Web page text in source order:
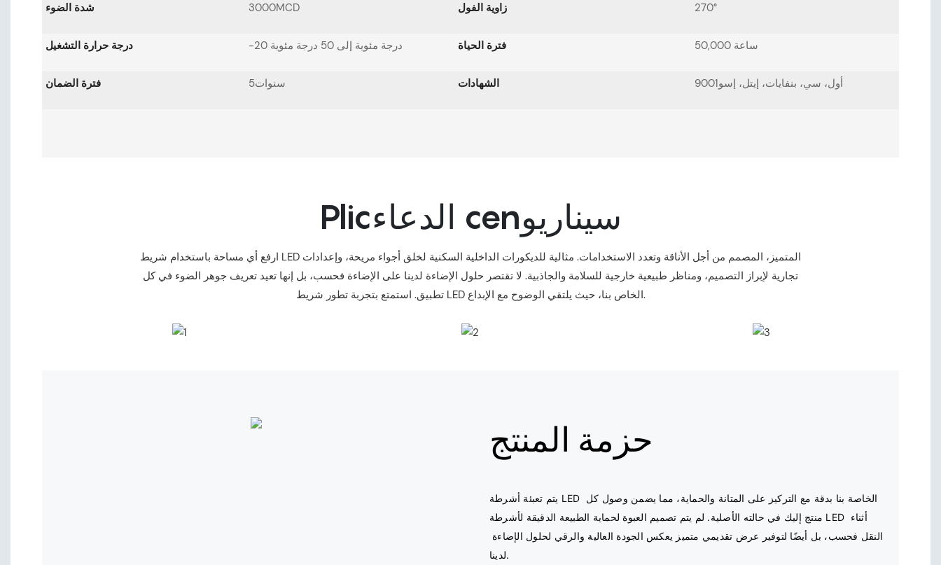
شدة الضوء 3000MCD زاوية الفول 270°
درجة حرارة التشغيل -20 درجة مئوية إلى 50 درجة مئوية فترة الحياة 50,000 ساعة
فترة الضمان سنوات5 الشهادات أول، سي، بنفايات، إيتل، إسو9001
Plicالدعاء cenسيناريو
ارفع أي مساحة باستخدام شريط LED المتميز، المصمم من أجل الأناقة وتعدد الاستخدامات. مثالية للديكورات الداخلية السكنية لخلق أجواء مريحة، وإعدادات
تجارية لإبراز التصميم، ومناظر طبيعية خارجية للسلامة والجاذبية. لا تقتصر حلول الإضاءة لدينا على الإضاءة فحسب، بل إنها تعيد تعريف جوهر الضوء في كل
تطبيق. استمتع بتجربة تطور شريط LED الخاص بنا، حيث يلتقي الوضوح مع الإبداع.
حزمة المنتج
يتم تعبئة أشرطة LED الخاصة بنا بدقة مع التركيز على المتانة والحماية، مما يضمن وصول كل
منتج إليك في حالته الأصلية. لم يتم تصميم العبوة لحماية الطبيعة الدقيقة لأشرطة LED أثناء